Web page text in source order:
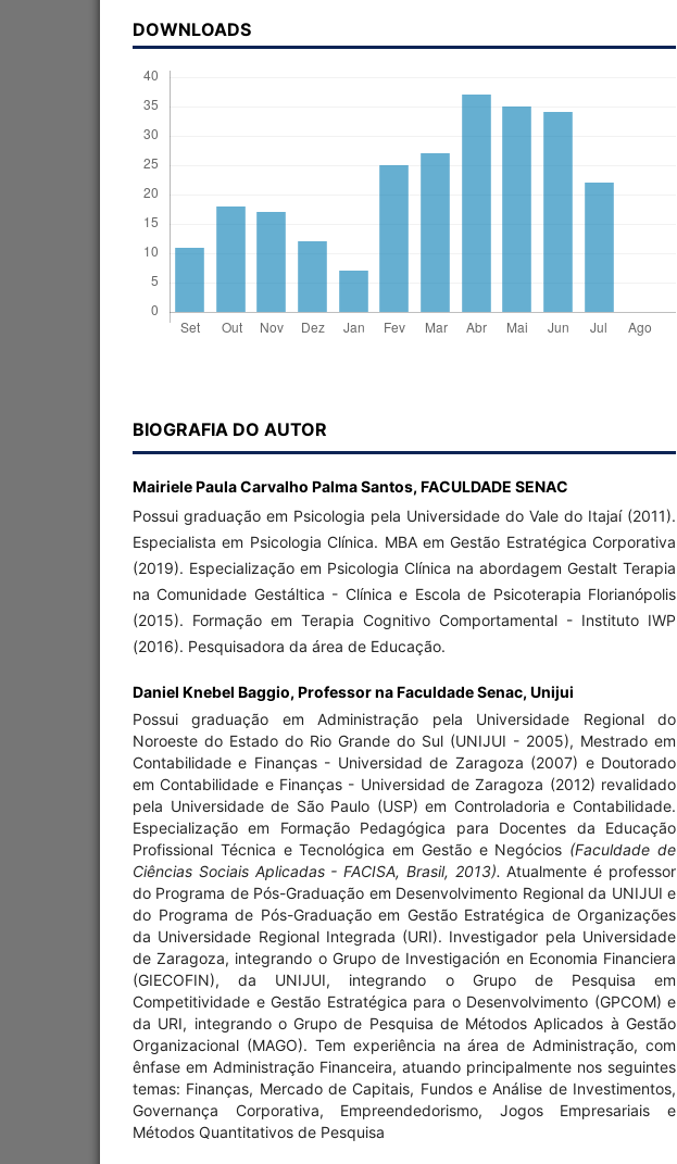
DOWNLOADS
BIOGRAFIA DO AUTOR
Mairiele Paula Carvalho Palma Santos, FACULDADE SENAC
Possui graduação em Psicologia pela Universidade do Vale do Itajaí (2011).
Especialista em Psicologia Clínica. MBA em Gestão Estratégica Corporativa
(2019). Especialização em Psicologia Clínica na abordagem Gestalt Terapia
na Comunidade Gestáltica - Clínica e Escola de Psicoterapia Florianópolis
(2015). Formação em Terapia Cognitivo Comportamental - Instituto IWP
(2016). Pesquisadora da área de Educação.
Daniel Knebel Baggio, Professor na Faculdade Senac, Unijui
Possui graduação em Administração pela Universidade Regional do
Noroeste do Estado do Rio Grande do Sul (UNIJUI - 2005), Mestrado em
Contabilidade e Finanças - Universidad de Zaragoza (2007) e Doutorado
em Contabilidade e Finanças - Universidad de Zaragoza (2012) revalidado
pela Universidade de São Paulo (USP) em Controladoria e Contabilidade.
Especialização em Formação Pedagógica para Docentes da Educação
Profissional Técnica e Tecnológica em Gestão e Negócios (Faculdade de
Ciências Sociais Aplicadas - FACISA, Brasil, 2013).Atualmente é professor
do Programa de Pós-Graduação em Desenvolvimento Regional da UNIJUI e
do Programa de Pós-Graduação em Gestão Estratégica de Organizações
da Universidade Regional Integrada (URI). Investigador pela Universidade
de Zaragoza, integrando o Grupo de Investigación en Economia Financiera
(GIECOFIN), da UNIJUI, integrando o Grupo de Pesquisa em
Competitividade e Gestão Estratégica para o Desenvolvimento (GPCOM) e
da URI, integrando o Grupo de Pesquisa de Métodos Aplicados à Gestão
Organizacional (MAGO). Tem experiência na área de Administração, com
ênfase em Administração Financeira, atuando principalmente nos seguintes
temas: Finanças, Mercado de Capitais, Fundos e Análise de Investimentos,
Governança Corporativa, Empreendedorismo, Jogos Empresariais e
Métodos Quantitativos de Pesquisa